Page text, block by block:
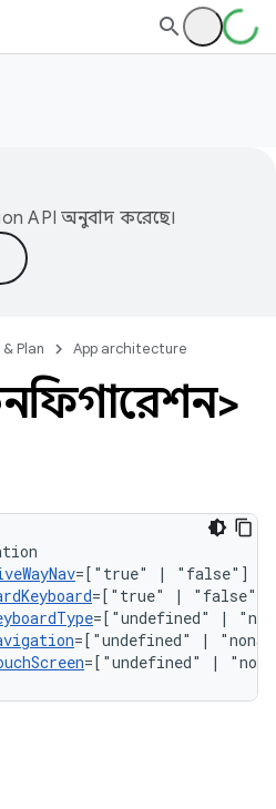
API অনুবাদ করেছে।
Plan App architecture
=["true" |
=["true" |
=["undefined" |
=["undefined" |
=["undefined" |